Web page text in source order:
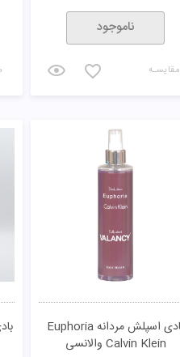
ناموجود
مقایسـه
بادی اسپلش مردانه Euphoria
Calvin Klein والانسی